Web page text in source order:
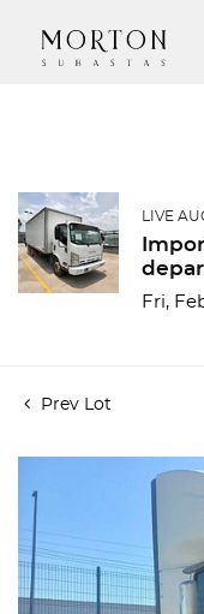
LIVE
Fri,
Prev Lot